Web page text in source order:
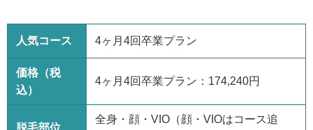
人気コース 4ヶ月4回卒業プラン
価格（税
込）
4ヶ月4回卒業プラン：174,240円
脱毛部位
全身・顔・VIO（顔・VIOはコース追